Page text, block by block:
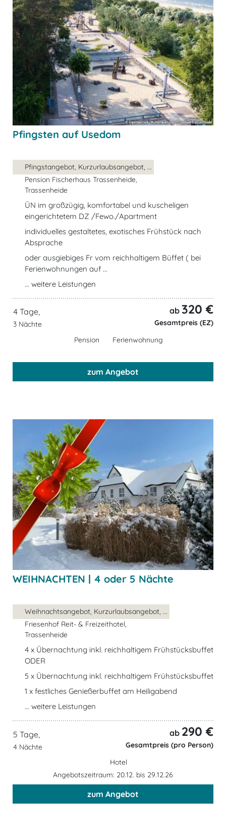
Pfingsten auf Usedom
Pfingstangebot, Kurzurlaubsangebot, ...
Pension Fischerhaus Trassenheide,
Trassenheide
ÜN im großzügig, komfortabel und kuscheligen
eingerichtetem DZ /Fewo./Apartment
individuelles gestaltetes, exotisches Frühstück nach
Absprache
oder ausgiebiges Fr vom reichhaltigem Büffet ( bei
Ferienwohnungen auf ...
... weitere Leistungen
4 Tage,
3 Nächte
ab 320 €
Gesamtpreis (EZ)
Pension
Ferienwohnung
zum Angebot
WEIHNACHTEN | 4 oder 5 Nächte
Weihnachtsangebot, Kurzurlaubsangebot, ...
Friesenhof Reit- & Freizeithotel,
Trassenheide
4 x Übernachtung inkl. reichhaltigem Frühstücksbuffet
ODER
5 x Übernachtung inkl. reichhaltigem Frühstücksbuffet
1 x festliches Genießerbuffet am Heiligabend
... weitere Leistungen
5 Tage,
4 Nächte
ab 290 €
Gesamtpreis (pro Person)
Hotel
Angebotszeitraum: 20.12. bis 29.12.26
zum Angebot